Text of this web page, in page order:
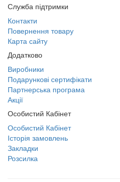
Служба підтримки
Контакти
Повернення товару
Карта сайту
Додатково
Виробники
Подарункові сертифікати
Партнерська програма
Акції
Особистий Кабінет
Особистий Кабінет
Історія замовлень
Закладки
Розсилка